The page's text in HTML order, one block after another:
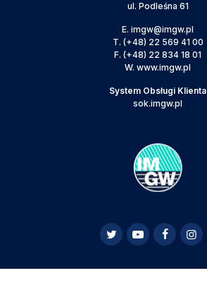
ul. Podleśna 61
E. imgw@imgw.pl
T. (+48) 22 569 41 00
F. (+48) 22 834 18 01
W. www.imgw.pl
System Obsługi Klienta
sok.imgw.pl